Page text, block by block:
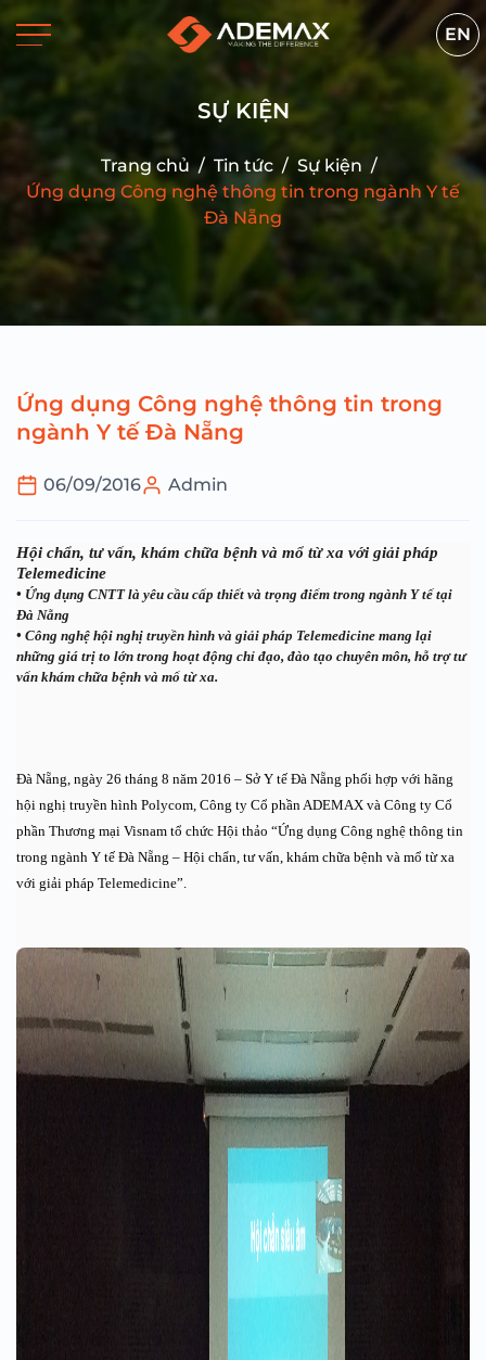
EN
SỰ KIỆN
Trang chủ / Tin tức / Sự kiện /
Ứng dụng Công nghệ thông tin trong ngành Y tế
Đà Nẵng
Ứng dụng Công nghệ thông tin trong
ngành Y tế Đà Nẵng
06/09/2016 Admin
Hội chẩn, tư vấn, khám chữa bệnh và mổ từ xa với giải pháp
Telemedicine
• Ứng dụng CNTT là yêu cầu cấp thiết và trọng điểm trong ngành Y tế tại
Đà Nẵng
• Công nghệ hội nghị truyền hình và giải pháp Telemedicine mang lại
những giá trị to lớn trong hoạt động chỉ đạo, đào tạo chuyên môn, hỗ trợ tư
vấn khám chữa bệnh và mổ từ xa.
Đà Nẵng, ngày 26 tháng 8 năm 2016 – Sở Y tế Đà Nẵng phối hợp với hãng
hội nghị truyền hình Polycom, Công ty Cổ phần ADEMAX và Công ty Cổ
phần Thương mại Visnam tổ chức Hội thảo “Ứng dụng Công nghệ thông tin
trong ngành Y tế Đà Nẵng – Hội chẩn, tư vấn, khám chữa bệnh và mổ từ xa
với giải pháp Telemedicine”.